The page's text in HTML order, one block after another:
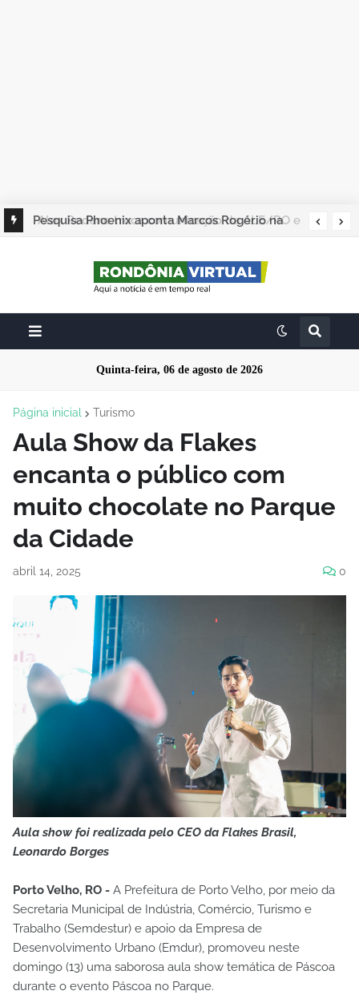
Alex Redano troca comunicação da ALE/RO e
Quinta-feira, 06 de agosto de 2026
Página inicial Turismo
Aula Show da Flakes
encanta o público com
muito chocolate no Parque
da Cidade
abril 14, 2025 0
Aula show foi realizada pelo CEO da Flakes Brasil,
Leonardo Borges
Porto Velho, RO - A Prefeitura de Porto Velho, por meio da
Secretaria Municipal de Indústria, Comércio, Turismo e
Trabalho (Semdestur) e apoio da Empresa de
Desenvolvimento Urbano (Emdur), promoveu neste
domingo (13) uma saborosa aula show temática de Páscoa
durante o evento Páscoa no Parque.